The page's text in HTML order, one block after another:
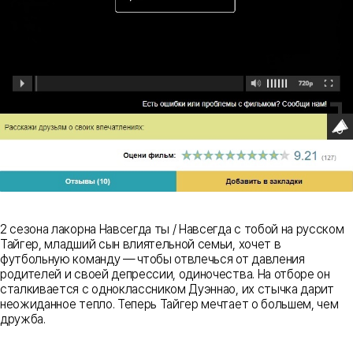
2 сезона лакорна Навсегда ты / Навсегда с тобой на русском
Тайгер, младший сын влиятельной семьи, хочет в
футбольную команду — чтобы отвлечься от давления
родителей и своей депрессии, одиночества. На отборе он
сталкивается с одноклассником Дуэннао, их стычка дарит
неожиданное тепло. Теперь Тайгер мечтает о большем, чем
дружба.